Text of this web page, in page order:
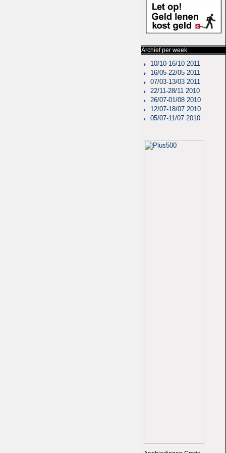
Archief per week
10/10-16/10 2011
16/05-22/05 2011
07/03-13/03 2011
22/11-28/11 2010
26/07-01/08 2010
12/07-18/07 2010
05/07-11/07 2010